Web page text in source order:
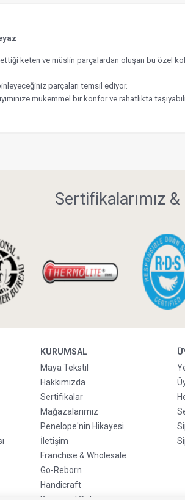
keten ve müslin parçalardan oluşan bu özel
parçaları temsil ediyor.
mükemmel bir konfor ve rahatlıkta
Sertifikalarımız &
KURUMSAL
Maya Tekstil
Hakkımızda
Sertifikalar
Mağazalarımız
Penelope'nin Hikayesi
İletişim
Franchise & Wholesale
Go-Reborn
Handicraft